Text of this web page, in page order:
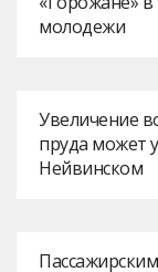
молодежи
Увеличение
пруда может
Нейвинском